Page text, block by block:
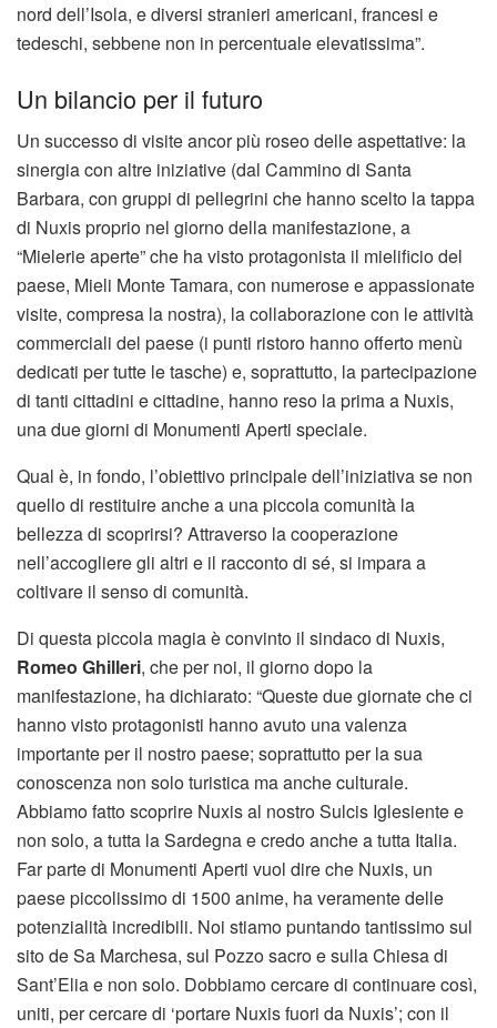
nord dell’Isola, e diversi stranieri americani, francesi e
tedeschi, sebbene non in percentuale elevatissima”.
Un bilancio per il futuro
Un successo di visite ancor più roseo delle aspettative: la
sinergia con altre iniziative (dal Cammino di Santa
Barbara, con gruppi di pellegrini che hanno scelto la tappa
di Nuxis proprio nel giorno della manifestazione, a
“Mielerie aperte” che ha visto protagonista il mielificio del
paese, Mieli Monte Tamara, con numerose e appassionate
visite, compresa la nostra), la collaborazione con le attività
commerciali del paese (i punti ristoro hanno offerto menù
dedicati per tutte le tasche) e, soprattutto, la partecipazione
di tanti cittadini e cittadine, hanno reso la prima a Nuxis,
una due giorni di Monumenti Aperti speciale.
Qual è, in fondo, l’obiettivo principale dell’iniziativa se non
quello di restituire anche a una piccola comunità la
bellezza di scoprirsi? Attraverso la cooperazione
nell’accogliere gli altri e il racconto di sé, si impara a
coltivare il senso di comunità.
Di questa piccola magia è convinto il sindaco di Nuxis,
Romeo Ghilleri, che per noi, il giorno dopo la
manifestazione, ha dichiarato: “Queste due giornate che ci
hanno visto protagonisti hanno avuto una valenza
importante per il nostro paese; soprattutto per la sua
conoscenza non solo turistica ma anche culturale.
Abbiamo fatto scoprire Nuxis al nostro Sulcis Iglesiente e
non solo, a tutta la Sardegna e credo anche a tutta Italia.
Far parte di Monumenti Aperti vuol dire che Nuxis, un
paese piccolissimo di 1500 anime, ha veramente delle
potenzialità incredibili. Noi stiamo puntando tantissimo sul
sito de Sa Marchesa, sul Pozzo sacro e sulla Chiesa di
Sant’Elia e non solo. Dobbiamo cercare di continuare così,
uniti, per cercare di ‘portare Nuxis fuori da Nuxis’; con il